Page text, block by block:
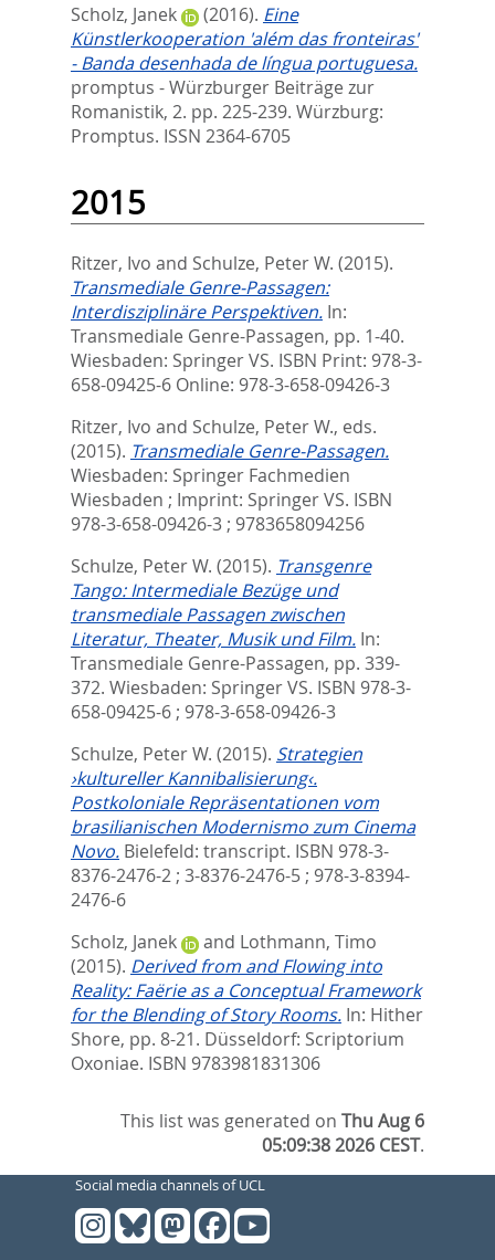
Scholz, Janek (2016). Eine
Künstlerkooperation 'além das fronteiras'
- Banda desenhada de língua portuguesa.
promptus - Würzburger Beiträge zur
Romanistik, 2. pp. 225-239. Würzburg:
Promptus. ISSN 2364-6705
2015
Ritzer, Ivo and Schulze, Peter W. (2015).
Transmediale Genre-Passagen:
Interdisziplinäre Perspektiven. In:
Transmediale Genre-Passagen, pp. 1-40.
Wiesbaden: Springer VS. ISBN Print: 978-3-
658-09425-6 Online: 978-3-658-09426-3
Ritzer, Ivo and Schulze, Peter W., eds.
(2015). Transmediale Genre-Passagen.
Wiesbaden: Springer Fachmedien
Wiesbaden ; Imprint: Springer VS. ISBN
978-3-658-09426-3 ; 9783658094256
Schulze, Peter W. (2015). Transgenre
Tango: Intermediale Bezüge und
transmediale Passagen zwischen
Literatur, Theater, Musik und Film. In:
Transmediale Genre-Passagen, pp. 339-
372. Wiesbaden: Springer VS. ISBN 978-3-
658-09425-6 ; 978-3-658-09426-3
Schulze, Peter W. (2015). Strategien
›kultureller Kannibalisierung‹.
Postkoloniale Repräsentationen vom
brasilianischen Modernismo zum Cinema
Novo. Bielefeld: transcript. ISBN 978-3-
8376-2476-2 ; 3-8376-2476-5 ; 978-3-8394-
2476-6
Scholz, Janek
and Lothmann, Timo
(2015). Derived from and Flowing into
Reality: Faërie as a Conceptual Framework
for the Blending of Story Rooms. In: Hither
Shore, pp. 8-21. Düsseldorf: Scriptorium
Oxoniae. ISBN 9783981831306
This list was generated onThu Aug 6
05:09:38 2026 CEST.
Social media channels of UCL